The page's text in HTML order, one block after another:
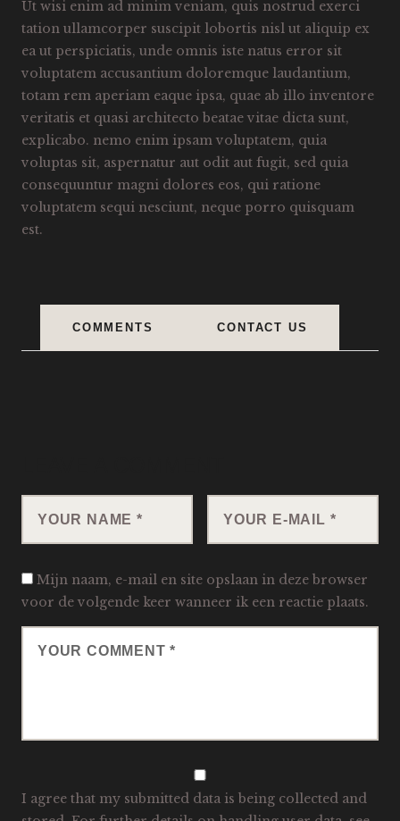
Ut wisi enim ad minim veniam, quis nostrud exerci
tation ullamcorper suscipit lobortis nisl ut aliquip ex
ea ut perspiciatis, unde omnis iste natus error sit
voluptatem accusantium doloremque laudantium,
totam rem aperiam eaque ipsa, quae ab illo inventore
veritatis et quasi architecto beatae vitae dicta sunt,
explicabo. nemo enim ipsam voluptatem, quia
voluptas sit, aspernatur aut odit aut fugit, sed quia
consequuntur magni dolores eos, qui ratione
voluptatem sequi nesciunt, neque porro quisquam
est.
COMMENTS CONTACT US
Mijn naam, e-mail en site opslaan in deze browser
voor de volgende keer wanneer ik een reactie plaats.
I agree that my submitted data is being collected and